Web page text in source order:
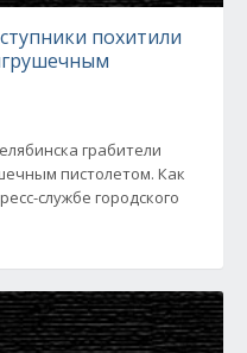
похитили
грабители
пистолетом. Как
службе городского